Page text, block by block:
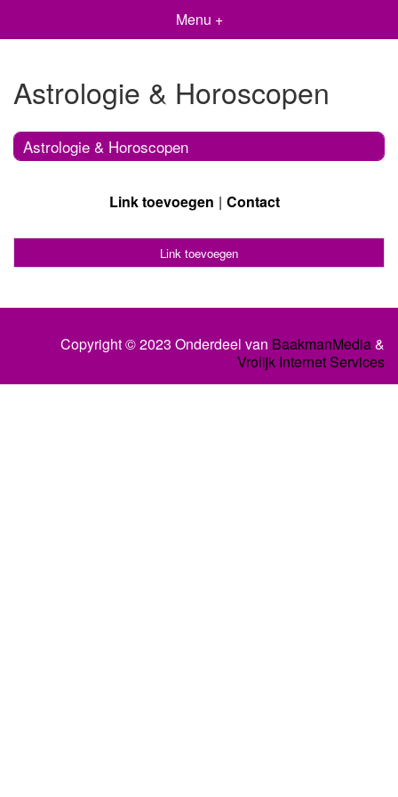
Menu +
Astrologie & Horoscopen
Astrologie & Horoscopen
Link toevoegen Contact
Link toevoegen
Copyright © 2023 Onderdeel van BaakmanMedia&
Vrolijk Internet Services